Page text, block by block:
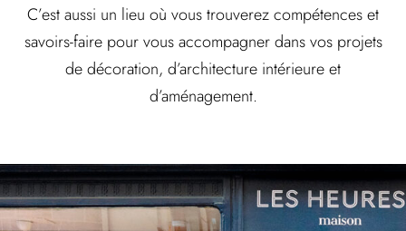
C’est aussi un lieu où vous trouverez compétences et
savoirs-faire pour vous accompagner dans vos projets
de décoration, d’architecture intérieure et
d’aménagement.